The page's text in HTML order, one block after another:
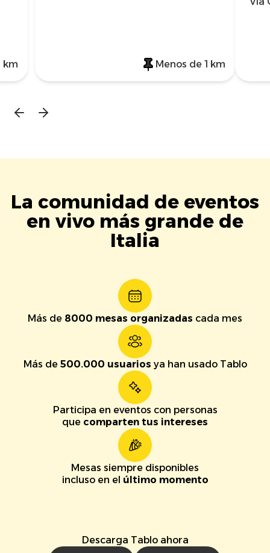
Menos de 1 km
km
La comunidad de eventos
en vivo más grande de
Italia
Más de 8000 mesas organizadas cada mes
Más de 500.000 usuarios ya han usado Tablo
Participa en eventos con personas
que comparten tus intereses
Mesas siempre disponibles
incluso en el último momento
Descarga Tablo ahora